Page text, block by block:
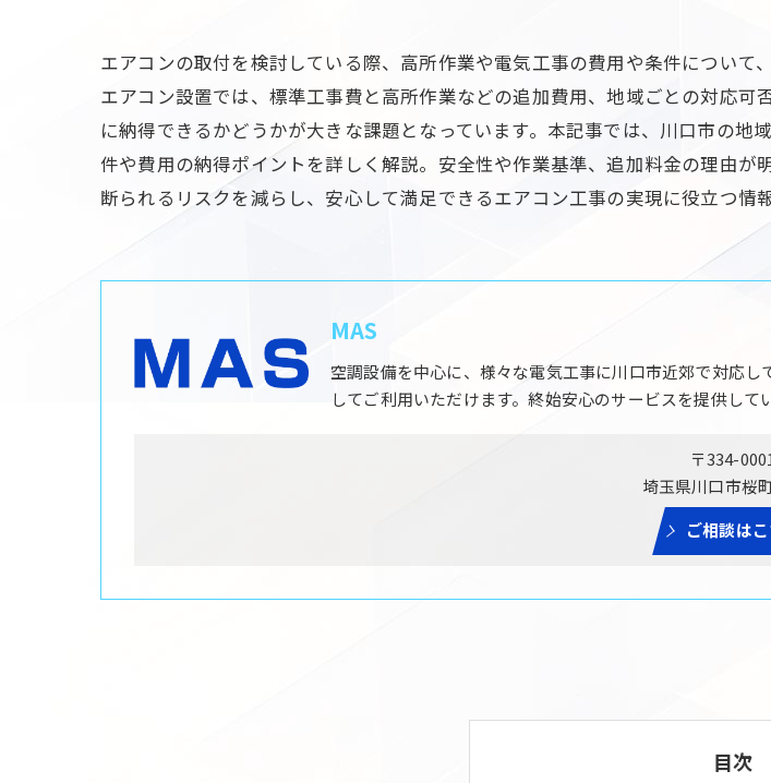
エアコンの取付を検討している際、高所作業や電気工事の費用や条件につい
エアコン設置では、標準工事費と高所作業などの追加費用、地域ごとの対応
に納得できるかどうかが大きな課題となっています。本記事では、川口市の
件や費用の納得ポイントを詳しく解説。安全性や作業基準、追加料金の理由
断られるリスクを減らし、安心して満足できるエアコン工事の実現に役立つ情報
MAS
空調設備を中心に、様々な電気工事に川口市近郊で対応
してご利用いただけます。終始安心のサービスを提供して
〒334-
埼玉県川口市桜
ご相談は
目次